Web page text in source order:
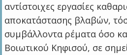
αντίστοιχες εργασίες
αποκατάστασης βλαβών,
συμβάλλοντα ρέματα όσο
Βοιωτικού Κηφισού, σε